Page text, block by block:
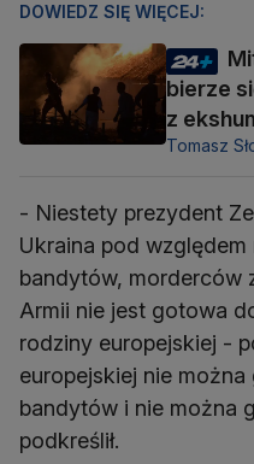
DOWIEDZ SIĘ WIĘCEJ:
bierze
z
Tomasz
- Niestety prezydent
Ukraina pod
bandytów, morderców
Armii nie jest gotowa
rodziny europejskiej -
europejskiej nie
bandytów i nie można
podkreślił.